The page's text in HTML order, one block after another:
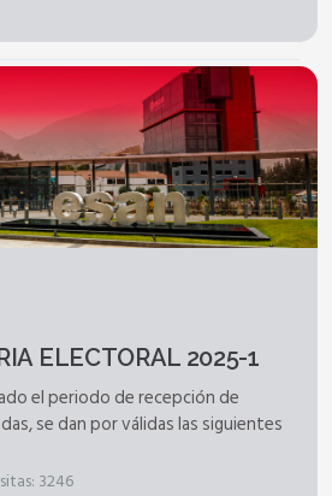
ELECTORAL 2025-1
el periodo de recepción de
se dan por válidas las siguientes
3246